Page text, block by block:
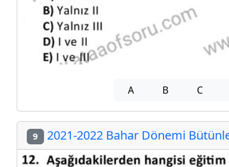
A B C
9 2021-2022 Bahar Dönemi